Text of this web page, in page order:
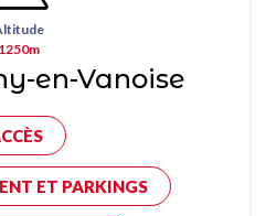
1250m
en-Vanoise
ET PARKINGS